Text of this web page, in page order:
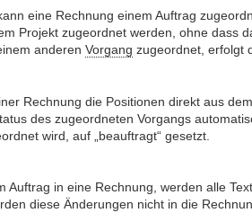
eine Rechnung einem Auftrag
Projekt zugeordnet werden, ohne dass
anderen Vorgang zugeordnet, erfolgt
Rechnung die Positionen direkt aus dem
des zugeordneten Vorgangs
wird, auf „beauftragt“ gesetzt.
Auftrag in eine Rechnung, werden alle
diese Änderungen nicht in die